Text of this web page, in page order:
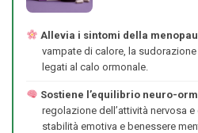
Allevia i sintomi della
vampate di calore, la
legati al calo ormonale.
Sostiene l’equilibrio neuro-
regolazione dell’attività nervosa
stabilità emotiva e benessere